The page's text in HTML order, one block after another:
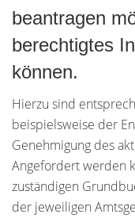
beantragen
berechtigtes
können.
Hierzu sind
beispielsweise der
Genehmigung des
Angefordert werden
zuständigen
der jeweiligen